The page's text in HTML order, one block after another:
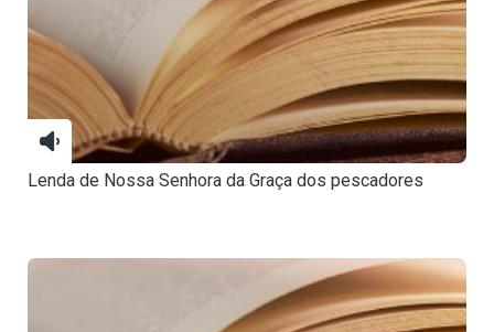
Lenda de Nossa Senhora da Graça dos pescadores